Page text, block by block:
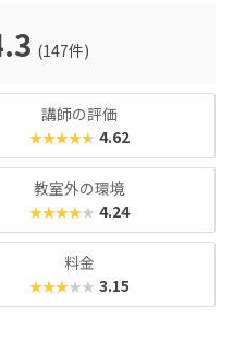
(147件)
講師の評価
★★★★★ 4.62
教室外の環境
★★★★★ 4.24
料金
★★★★★ 3.15